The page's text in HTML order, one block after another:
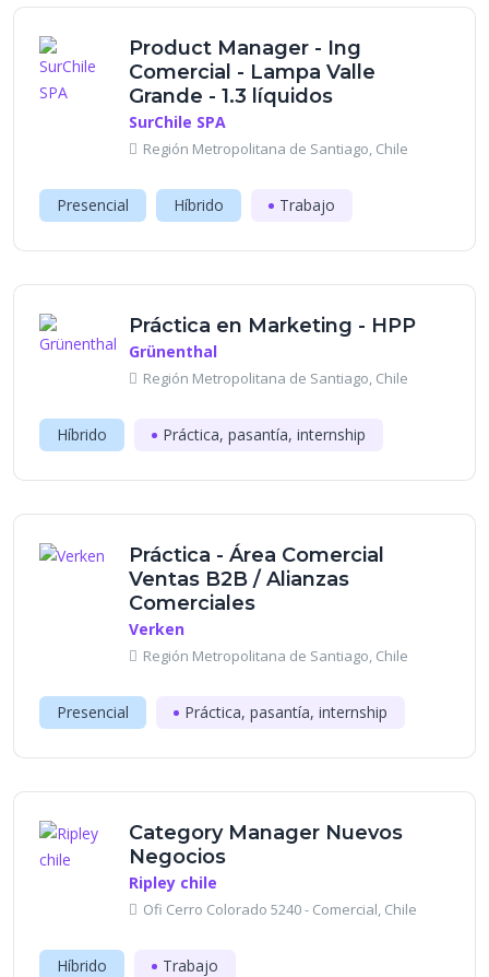
Product Manager - Ing
Comercial - Lampa Valle
Grande - 1.3 líquidos
SurChile SPA
Región Metropolitana de Santiago, Chile
Presencial Híbrido Trabajo
Práctica en Marketing - HPP
Grünenthal
Región Metropolitana de Santiago, Chile
Híbrido Práctica, pasantía, internship
Práctica - Área Comercial
Ventas B2B / Alianzas
Comerciales
Verken
Región Metropolitana de Santiago, Chile
Presencial Práctica, pasantía, internship
Category Manager Nuevos
Negocios
Ripley chile
Ofi Cerro Colorado 5240 - Comercial, Chile
Híbrido Trabajo